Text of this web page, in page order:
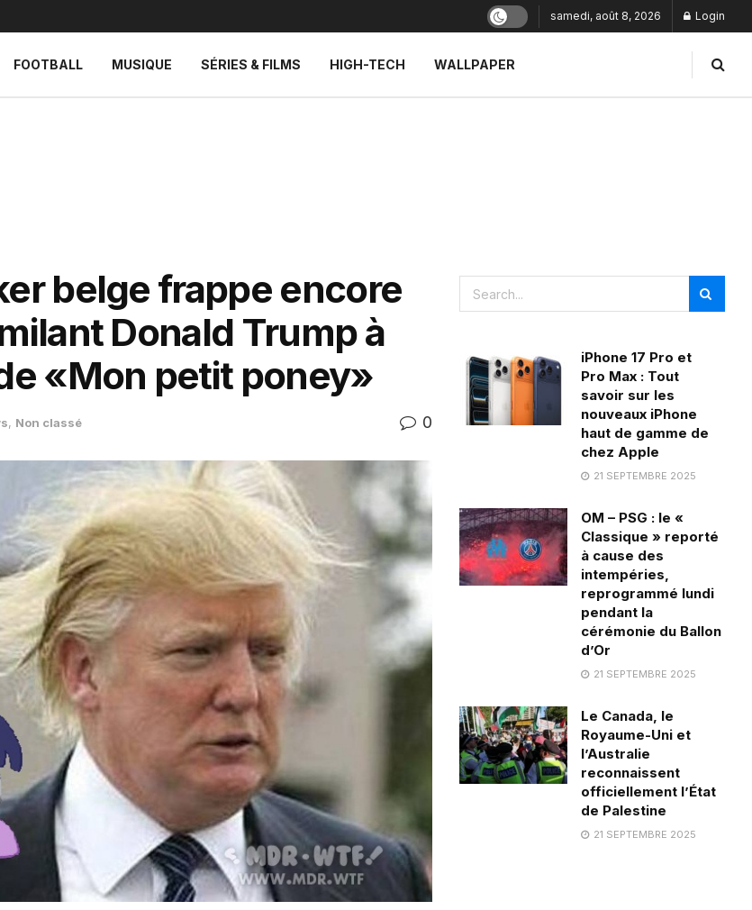
samedi, août 8, 2026 Login
FOOTBALL MUSIQUE SÉRIES & FILMS HIGH-TECH WALLPAPER
belge frappe encore
Donald Trump à
«Mon petit poney»
, Non classé 0
iPhone 17 Pro et
Pro Max : Tout
savoir sur les
nouveaux iPhone
haut de gamme de
chez Apple
21 SEPTEMBRE 2025
OM – PSG : le «
Classique » reporté
à cause des
intempéries,
reprogrammé lundi
pendant la
cérémonie du Ballon
d’Or
21 SEPTEMBRE 2025
Le Canada, le
Royaume-Uni et
l’Australie
reconnaissent
officiellement l’État
de Palestine
21 SEPTEMBRE 2025